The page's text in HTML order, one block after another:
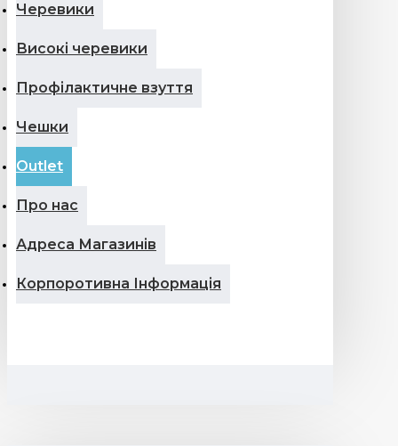
Черевики
Високі черевики
Профілактичне взуття
Чешки
Outlet
Про нас
Адреса Магазинів
Корпоротивна Інформація